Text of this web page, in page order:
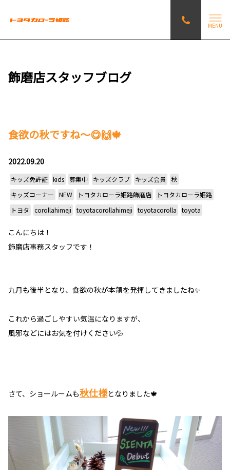
MENU
飾磨店スタッフブログ
食欲の秋ですね～😋🙌🍁
2022.09.20
キッズ免許証 kids 募集中 キッズクラブ キッズ会員
秋
キッズコーナー
NEW トヨタカローラ姫路飾磨店
トヨタカローラ姫路
トヨタ
corollahimeji toyotacorollahimeji toyotacorolla toyota
こんにちは！
飾磨店事務スタッフです！
九月も後半となり、食欲の秋が本領を発揮してきましたね✨
これから過ごしやすい気温になりますが、
風邪などにはお気を付けください💦
さて、ショールームも秋仕様となりました🍁